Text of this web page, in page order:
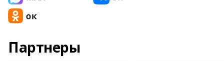
Партнеры